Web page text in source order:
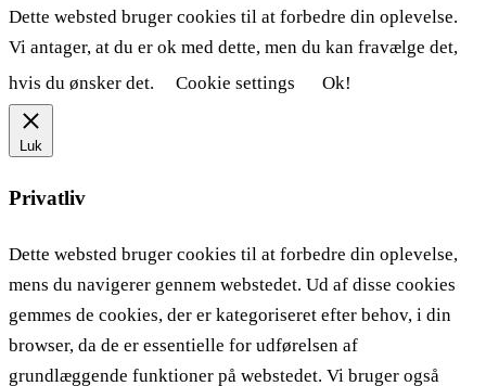
Dette websted bruger cookies til at forbedre din oplevelse.
Vi antager, at du er ok med dette, men du kan fravælge det,
hvis du ønsker det.
Cookie settings Ok!
Luk
Privatliv
Dette websted bruger cookies til at forbedre din oplevelse,
mens du navigerer gennem webstedet. Ud af disse cookies
gemmes de cookies, der er kategoriseret efter behov, i din
browser, da de er essentielle for udførelsen af ​​
grundlæggende funktioner på webstedet. Vi bruger også